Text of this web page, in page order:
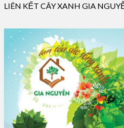
LIÊN KẾT CÂY XANH GIA